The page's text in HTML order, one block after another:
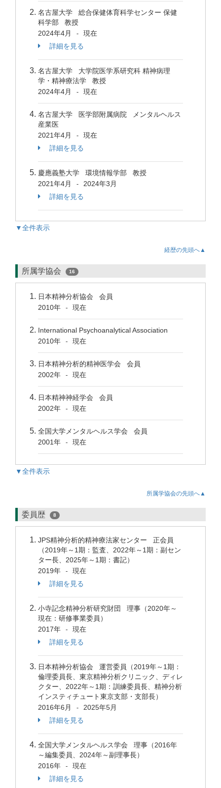
名古屋大学 総合保健体育科学センター 保健
科学部 教授
2024年4月
-
現在
詳細を見る
名古屋大学 大学院医学系研究科 精神病理
学・精神療法学 教授
2024年4月
- 現在
名古屋大学 医学部附属病院 メンタルヘルス
産業医
2021年4月
-
現在
詳細を見る
慶應義塾大学 環境情報学部 教授
2021年4月
-
2024年3月
詳細を見る
▼全件表示
経歴の先頭へ▲
所属学協会 16
日本精神分析協会 会員
2010年
- 現在
International Psychoanalytical Association
2010年
- 現在
日本精神分析的精神医学会 会員
2002年
- 現在
日本精神神経学会 会員
2002年
- 現在
全国大学メンタルヘルス学会 会員
2001年
- 現在
▼全件表示
所属学協会の先頭へ▲
委員歴 8
JPS精神分析的精神療法家センター 正会員
（2019年～1期：監査、2022年～1期：副セン
ター長、2025年～1期：書記）
2019年
-
現在
詳細を見る
小寺記念精神分析研究財団 理事（2020年～
現在：研修事業委員）
2017年
-
現在
詳細を見る
日本精神分析協会 運営委員（2019年～1期：
倫理委員長、東京精神分析クリニック、ディレ
クター、2022年～1期：訓練委員長、精神分析
インスティチュート東京支部・支部長）
2016年6月
-
2025年5月
詳細を見る
全国大学メンタルヘルス学会 理事（2016年
～編集委員、2024年～副理事長）
2016年
-
現在
詳細を見る